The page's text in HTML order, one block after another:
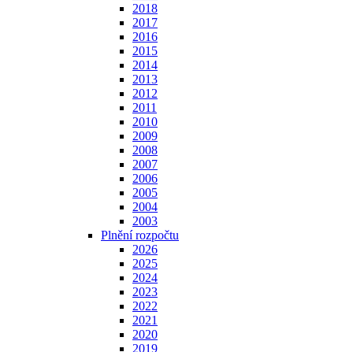
2018
2017
2016
2015
2014
2013
2012
2011
2010
2009
2008
2007
2006
2005
2004
2003
Plnění rozpočtu
2026
2025
2024
2023
2022
2021
2020
2019